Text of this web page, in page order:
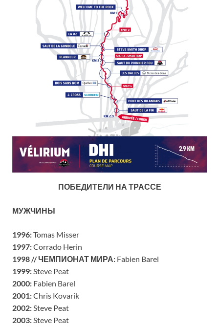
ПОБЕДИТЕЛИ НА ТРАССЕ
МУЖЧИНЫ
1996:Tomas Misser
1997:Corrado Herin
1998 //ЧЕМПИОНАТ МИРА: Fabien Barel
1999:Steve Peat
2000: Fabien Barel
2001:Chris Kovarik
2002:Steve Peat
2003:Steve Peat